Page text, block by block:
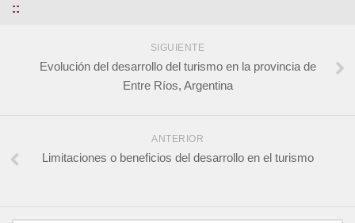
::
SIGUIENTE
Evolución del desarrollo del turismo en la provincia de
Entre Ríos, Argentina
ANTERIOR
Limitaciones o beneficios del desarrollo en el turismo